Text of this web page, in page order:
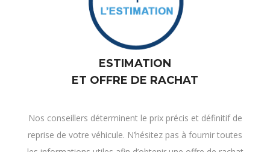
ESTIMATION
ET OFFRE DE RACHAT
Nos conseillers déterminent le prix précis et définitif de
les informations utiles afin d’obtenir une offre de rachat
rapide et fiable.